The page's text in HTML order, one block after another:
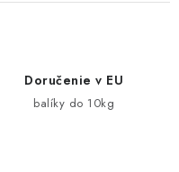
Doručenie v EU
balíky do 10kg